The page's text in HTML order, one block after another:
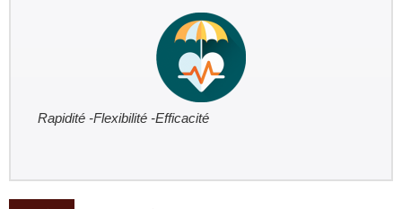
Rapidité -Flexibilité -Efficacité